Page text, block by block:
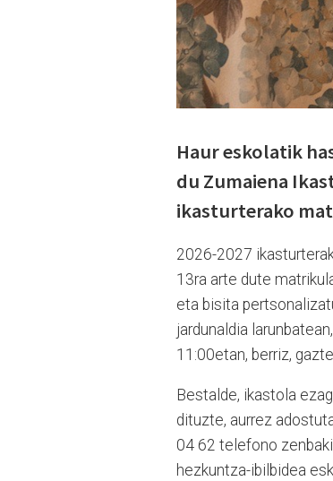
Haur eskolatik
du Zumaiena
ikasturterako
2026-2027
13ra arte dute
eta bisita
jardunaldia
11:00etan, berriz,
Bestalde, ikastola
dituzte, aurrez
04 62 telefono
hezkuntza-ibilbidea